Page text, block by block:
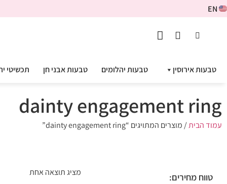
EN
טבעות אירוסין טבעות יהלומים טבעות אבני חן תכשיטי
dainty engagement ring
עמוד הבית/ מוצרים המתויגים “dainty engagement ring”
טווח מחירים: מציג תוצאה אחת